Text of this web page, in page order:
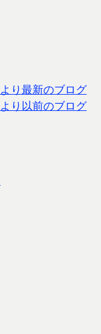
より最新のブログ
より以前のブログ